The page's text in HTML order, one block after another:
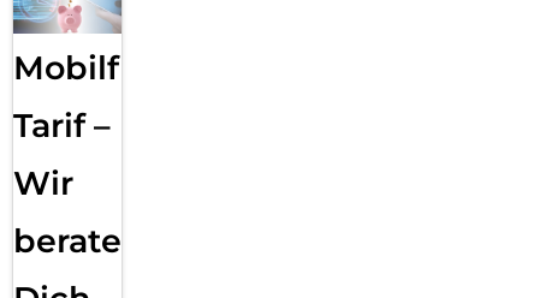
Mobilfunk
Tarif –
Wir
beraten